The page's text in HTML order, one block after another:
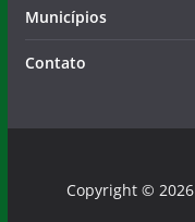
Municípios
Contato
Copyright © 2026